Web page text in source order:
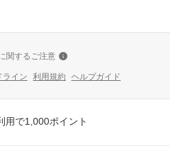
関するご注意
ライン 利用規約 ヘルプガイド
用で1,000ポイント